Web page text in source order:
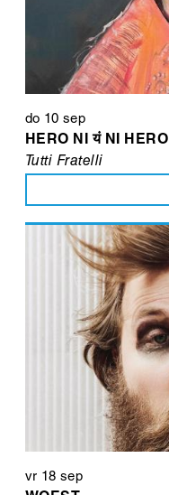
do 10 sep
HERO NI यं NI HERO
Tutti Fratelli
vr 18 sep